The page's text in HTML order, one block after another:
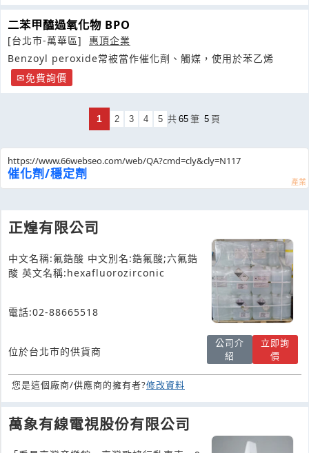
二苯甲醯過氧化物 BPO
[台北市-萬華區]
惠頂企業
Benzoyl peroxide常被當作催化劑、觸媒，使用於苯乙烯
免費詢價
1 2 3 4 5 共 65 筆 5 頁
https://www.66webseo.com/web/QA?cmd=cly&cly=N117
催化劑/穩定劑
正煌有限公司
中文名稱:氟鋯酸 中文別名:鋯氟酸;六氟鋯
酸 英文名稱:hexafluorozirconic
電話:02-88665518
位於台北市的供貨商
公司介
紹
立即詢
價
您是這個廠商/供應商的擁有者?修改資料
萬象有線電視股份有限公司